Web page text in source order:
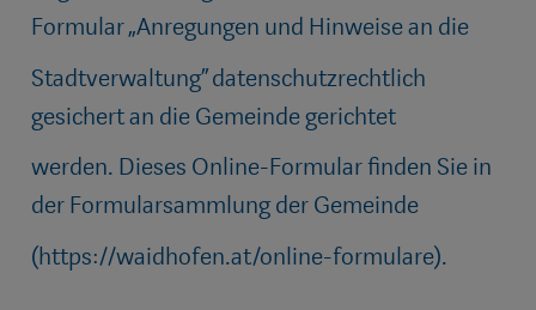
Formular „Anregungen und Hinweise an die
Stadtverwaltung“ datenschutzrechtlich
gesichert an die Gemeinde gerichtet
werden. Dieses Online-Formular finden Sie in
der Formularsammlung der Gemeinde
(https://waidhofen.at/online-formulare).